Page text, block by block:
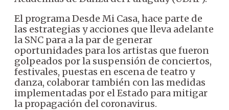
El programa Desde Mi Casa, hace parte de
las estrategias y acciones que lleva adelante
la SNC para a la par de generar
oportunidades para los artistas que fueron
golpeados por la suspensión de conciertos,
festivales, puestas en escena de teatro y
danza, colaborar también con las medidas
implementadas por el Estado para mitigar
la propagación del coronavirus.